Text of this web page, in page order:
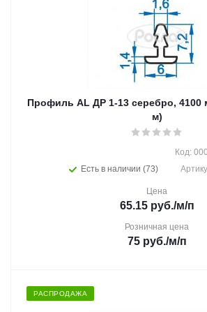
Профиль AL ДР 1-13 серебро, 4100
м)
Есть в наличии (73)
Код:
Цена
65.15руб./м/п
Розничная цена
75руб./м/п
РАСПРОДАЖА